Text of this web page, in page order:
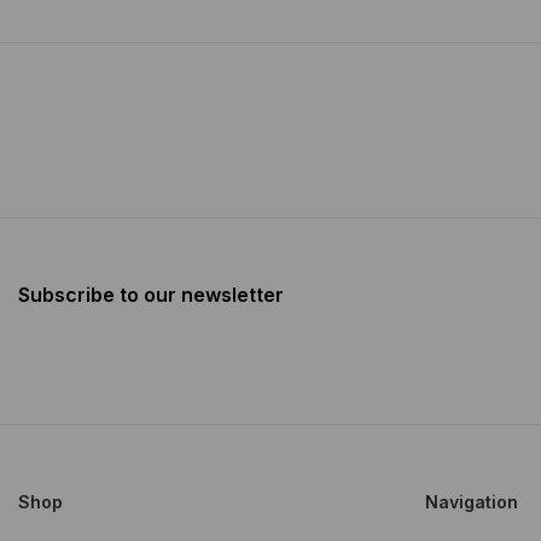
Subscribe to our newsletter
Shop Navigation